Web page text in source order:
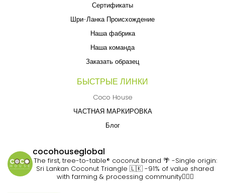
Сертификаты
Шри-Ланка Происхождение
Наша фабрика
Наша команда
Заказать образец
БЫСТРЫЕ ЛИНКИ
Coco House
ЧАСТНАЯ МАРКИРОВКА
Блог
cocohouseglobal
The first, tree-to-table® coconut brand 🌴 -Single origin:
Sri Lankan Coconut Triangle 🇱🇰 -91% of value shared
with farming & processing community👷🏽‍♀️